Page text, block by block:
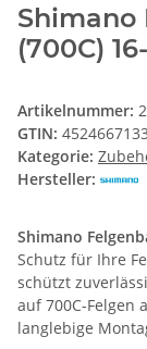
Shimano
(700C)
Artikelnummer:
GTIN:
Kategorie:
Hersteller:
Shimano
Schutz für Ihre
schützt
auf 700C-Felgen
langlebige